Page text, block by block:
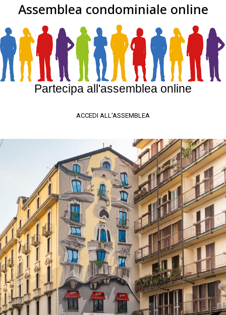
Assemblea condominiale online
Partecipa all'assemblea online
ACCEDI ALL'ASSEMBLEA